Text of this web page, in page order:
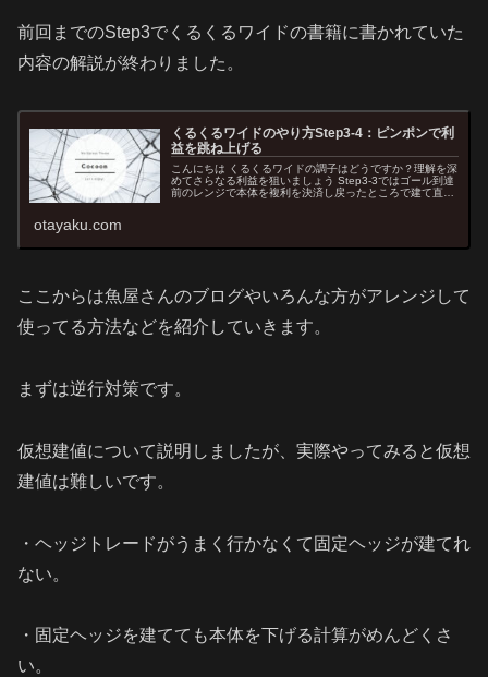
前回までのStep3でくるくるワイドの書籍に書かれていた
内容の解説が終わりました。
くるくるワイドのやり方Step3-4：ピンポンで利
益を跳ね上げる
こんにちは くるくるワイドの調子はどうですか？理解を深
めてさらなる利益を狙いましょう Step3-3ではゴール到達
前のレンジで本体を複利を決済し戻ったところで建て直す
otayaku.com
ここからは魚屋さんのブログやいろんな方がアレンジして
使ってる方法などを紹介していきます。
まずは逆行対策です。
仮想建値について説明しましたが、実際やってみると仮想
建値は難しいです。
・ヘッジトレードがうまく行かなくて固定ヘッジが建てれ
ない。
・固定ヘッジを建てても本体を下げる計算がめんどくさ
い。